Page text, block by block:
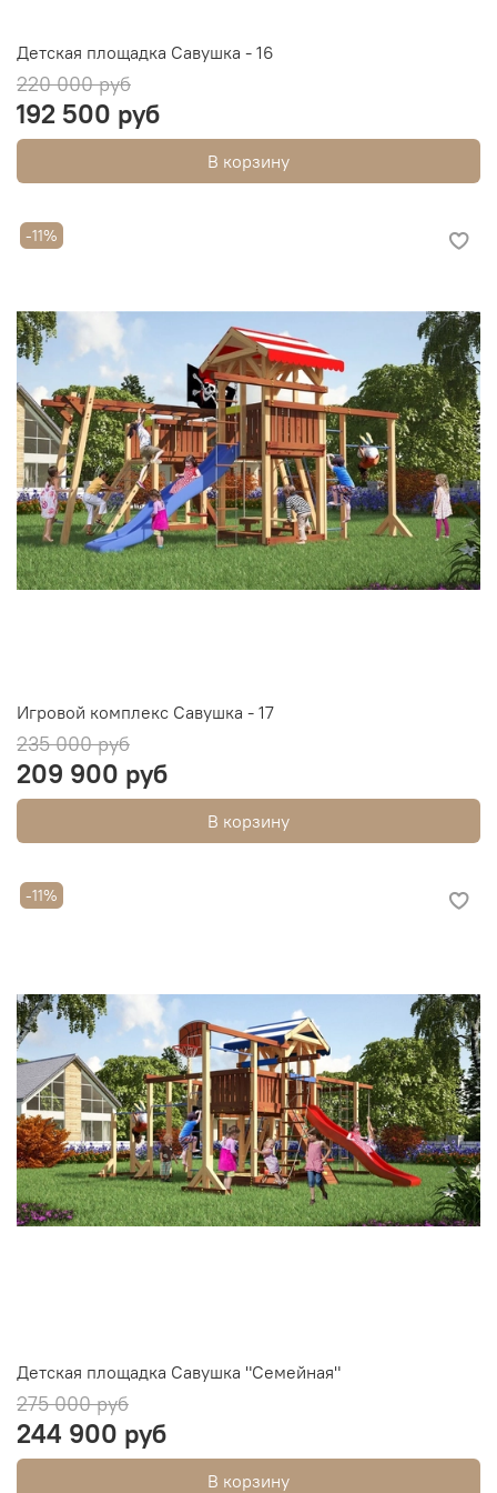
Детская площадка Савушка - 16
220 000 руб
192 500 руб
В корзину
-11%
Игровой комплекс Савушка - 17
235 000 руб
209 900 руб
В корзину
-11%
Детская площадка Савушка "Семейная"
275 000 руб
244 900 руб
В корзину